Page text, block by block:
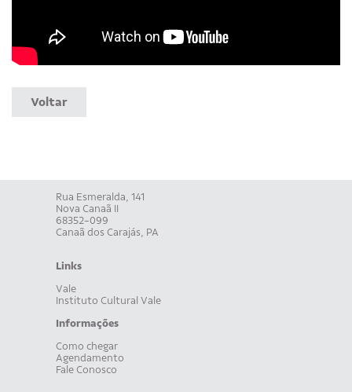
Voltar
Rua Esmeralda, 141
Nova Canaã II
68352-099
Canaã dos Carajás, PA
Links
Vale
Instituto Cultural Vale
Informações
Como chegar
Agendamento
Fale Conosco